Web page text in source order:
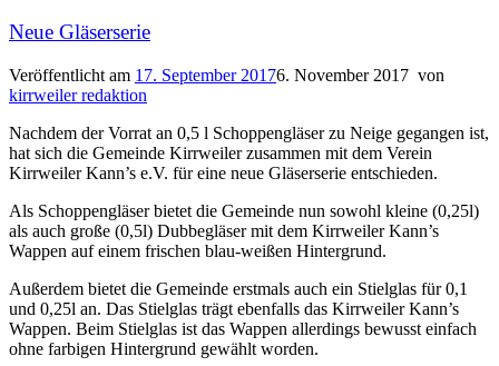
Neue Gläserserie
Veröffentlicht am 17. September 20176. November 2017 von
kirrweiler redaktion
Nachdem der Vorrat an 0,5 l Schoppengläser zu Neige gegangen ist,
hat sich die Gemeinde Kirrweiler zusammen mit dem Verein
Kirrweiler Kann’s e.V. für eine neue Gläserserie entschieden.
Als Schoppengläser bietet die Gemeinde nun sowohl kleine (0,25l)
als auch große (0,5l) Dubbegläser mit dem Kirrweiler Kann’s
Wappen auf einem frischen blau-weißen Hintergrund.
Außerdem bietet die Gemeinde erstmals auch ein Stielglas für 0,1
und 0,25l an. Das Stielglas trägt ebenfalls das Kirrweiler Kann’s
Wappen. Beim Stielglas ist das Wappen allerdings bewusst einfach
ohne farbigen Hintergrund gewählt worden.